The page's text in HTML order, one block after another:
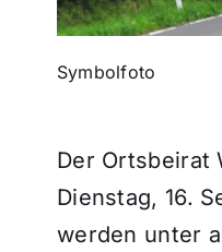
Symbolfoto
Der Ortsbeirat
Dienstag, 16.
werden unter